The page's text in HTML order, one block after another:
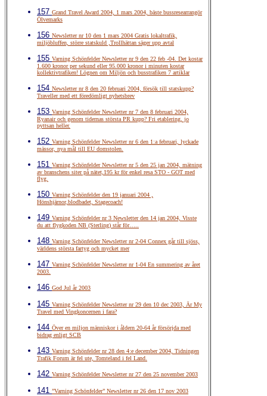
157 Grand Travel Award 2004, 1 mars 2004, bäste bussresearrangör
Ölvemarks
156 Newsletter nr 10 den 1 mars 2004 Gratis lokaltrafik,
miljöbluffen, större statskuld ,Trollhättan säger upp avtal
155 Varning Schönfelder Newsletter nr 9 den 22 feb -04. Det kostar
1.600 kronor per sekund eller 95.000 kronor i minuten kostar
kollektivtrafiken! Lögnen om Miljön och busstrafiken 7 artiklar
154 Newsletter nr 8 den 20 februari 2004, försök till statskupp?
Traveller med ett föredömligt nyhetsbrev
153 Varning Schönfelder Newsletter nr 7 den 8 februari 2004,
Ryanair och genom tidernas största PR kupp? Fri etablering, jo
pyttsan heller.
152 Varning Schönfelder Newsletter nr 6 den 1:a februari, lyckade
mässor, nya mål till EU domstolen.
151 Varning Schönfelder Newsletter nr 5 den 25 jan 2004, mätning
av branschens siter på nätet,195 kr för enkel resa STO - GOT med
flyg.
150 Varning Schönfelder den 19 januari 2004 ,
Hönshjärnor,blodbadet, Stagecoach!
149 Varning Schönfelder nr 3 Newsletter den 14 jan 2004, Visste
du att flygkoden NB (Sterling) står för…..
148 Varning Schönfelder Newsletter nr 2-04 Connex går till sjöss,
världens största fartyg och mycket mer
147 Varning Schönfelder Newsletter nr 1-04 En summering av året
2003.
146 God Jul år 2003
145 Varning Schönfelder Newsletter nr 29 den 10 dec 2003, Är My
Travel med Vingkoncernen i fara?
144 Över en miljon människor i åldern 20-64 år försörjda med
bidrag enligt SCB
143 Varning Schönfelder nr 28 den 4:e december 2004, Tidningen
Trafik Forum är fel ute, Tomteland i fel Land.
142 Varning Schönfelder Newsletter nr 27 den 25 november 2003
141 ”Varning Schönfelder” Newsletter nr 26 den 17 nov 2003